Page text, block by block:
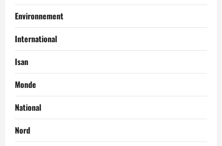
Environnement
International
Isan
Monde
National
Nord